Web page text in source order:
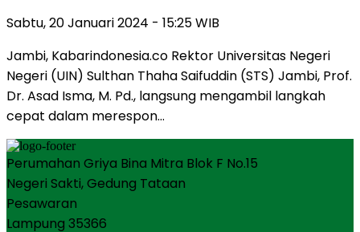
Sabtu, 20 Januari 2024 - 15:25 WIB
Jambi, Kabarindonesia.co Rektor Universitas Negeri
Negeri (UIN) Sulthan Thaha Saifuddin (STS) Jambi, Prof.
Dr. Asad Isma, M. Pd., langsung mengambil langkah
cepat dalam merespon…
Perumahan Griya Bina Mitra Blok F No.15
Negeri Sakti, Gedung Tataan
Pesawaran
Lampung 35366